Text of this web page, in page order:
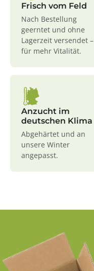
Frisch vom Feld
Nach Bestellung
geerntet und ohne
Lagerzeit versendet –
für mehr Vitalität.
Anzucht im
deutschen Klima
Abgehärtet und an
unsere Winter
angepasst.